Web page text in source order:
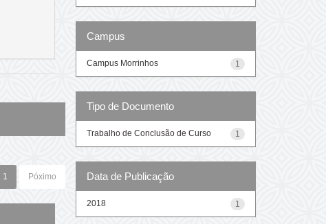
1 Póximo
Campus
1
Campus Morrinhos
Tipo de Documento
1
Trabalho de Conclusão de Curso
Data de Publicação
1
2018